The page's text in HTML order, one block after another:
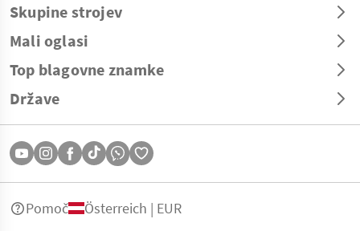
Skupine strojev
Mali oglasi
Top blagovne znamke
Države
Pomoč Österreich | EUR